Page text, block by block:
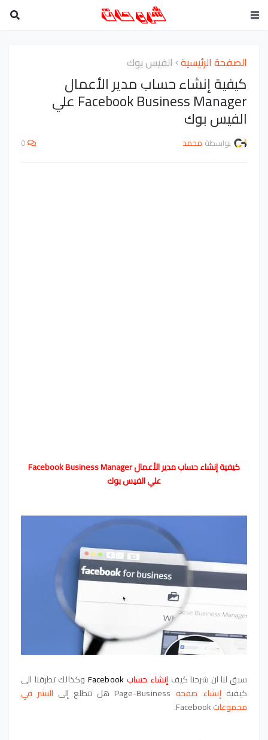
الصفحة الرئيسية الفيس بوك
كيفية إنشاء حساب مدير الأعمال
Facebook Business Manager علي
الفيس بوك
بواسطة محمد 0
كيفية إنشاء حساب مدير الأعمال Facebook Business Manager
علي الفيس بوك
سبق لنا ان شرحنا كيف إنشاء حسابFacebook وكذالك تطرقنا الى
كيفيةإنشاء صفحة هل تتطلع إلى النشر في
مجموعات